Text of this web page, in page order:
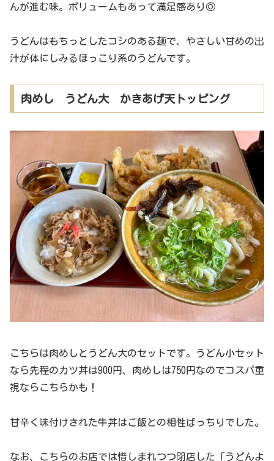
んが進む味。ボリュームもあって満足感あり◎
うどんはもちっとしたコシのある麺で、やさしい甘めの出
汁が体にしみるほっこり系のうどんです。
肉めし うどん大 かきあげ天トッピング
こちらは肉めしとうどん大のセットです。うどん小セット
なら先程のカツ丼は900円、肉めしは750円なのでコスパ重
視ならこちらかも！
甘辛く味付けされた牛丼はご飯との相性ばっちりでした。
なお、こちらのお店では惜しまれつつ閉店した「うどんよ